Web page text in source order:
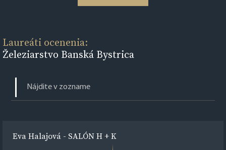
Laureáti ocenenia:
Železiarstvo Banská Bystrica
Eva Halajová - SALÓN H + K